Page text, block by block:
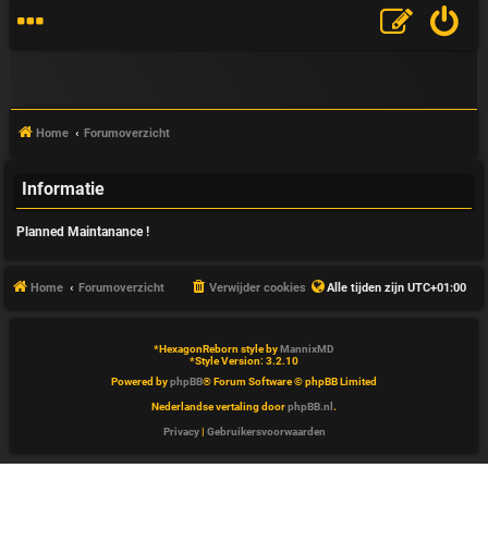
V
A
Home Forumoverzicht
Informatie
Planned Maintanance !
Home Forumoverzicht Alle tijden zijn UTC+01:00
Verwijder cookies
*HexagonReborn style byMannixMD
*Style Version: 3.2.10
Powered byphpBB® Forum Software © phpBB Limited
Nederlandse vertaling doorphpBB.nl .
Privacy| Gebruikersvoorwaarden